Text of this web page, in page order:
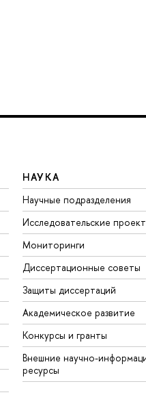
НАУКА
Научные подразделения
Исследовательские
Мониторинги
Диссертационные советы
Защиты диссертаций
Академическое развитие
Конкурсы и гранты
Внешние научно-
ресурсы